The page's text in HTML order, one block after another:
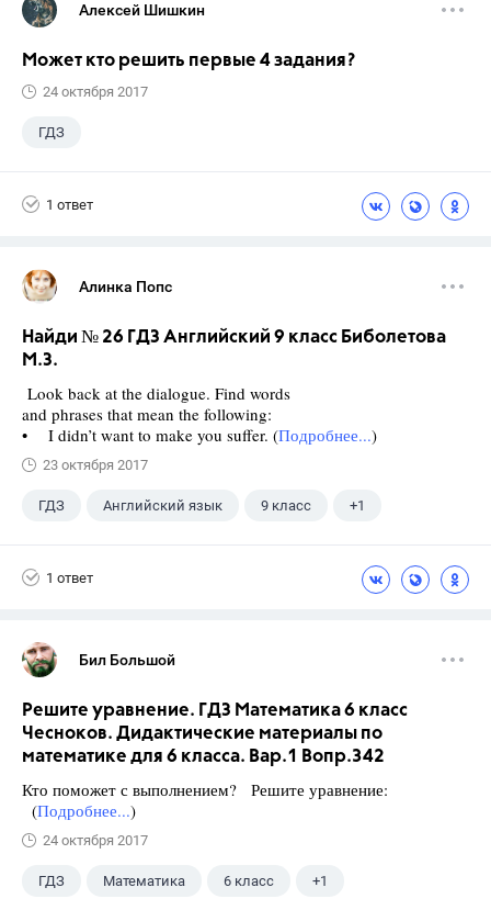
Алексей Шишкин
Может кто решить первые 4 задания?
24 октября 2017
ГДЗ
1 ответ
Алинка Попс
Найди № 26 ГДЗ Английский 9 класс Биболетова
М.З.
Look back at the dialogue. Find words
and phrases that mean the following:
• I didn’t want to make you suffer. (Подробнее...)
23 октября 2017
ГДЗ Английский язык 9 класс +1
1 ответ
Бил Большой
Решите уравнение. ГДЗ Математика 6 класс
Чесноков. Дидактические материалы по
математике для 6 класса. Вар.1 Вопр.342
Кто поможет с выполнением? Решите уравнение:
(Подробнее...)
24 октября 2017
ГДЗ Математика 6 класс +1